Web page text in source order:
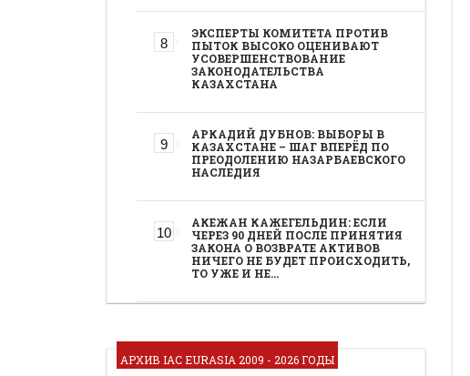
ЭКСПЕРТЫ КОМИТЕТА ПРОТИВ
ПЫТОК ВЫСОКО ОЦЕНИВАЮТ
УСОВЕРШЕНСТВОВАНИЕ
ЗАКОНОДАТЕЛЬСТВА
КАЗАХСТАНА
АРКАДИЙ ДУБНОВ: ВЫБОРЫ В
КАЗАХСТАНЕ – ШАГ ВПЕРЁД ПО
ПРЕОДОЛЕНИЮ НАЗАРБАЕВСКОГО
НАСЛЕДИЯ
АКЕЖАН КАЖЕГЕЛЬДИН: ЕСЛИ
ЧЕРЕЗ 90 ДНЕЙ ПОСЛЕ ПРИНЯТИЯ
ЗАКОНА О ВОЗВРАТЕ АКТИВОВ
НИЧЕГО НЕ БУДЕТ ПРОИСХОДИТЬ,
ТО УЖЕ И НЕ…
АРХИВ IAC EURASIA 2009 - 2026 ГОДЫ